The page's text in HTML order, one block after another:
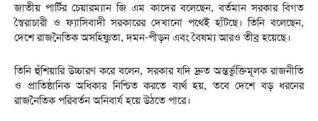
জাতীয় পার্টির চেয়ারম্যান জি এম কাদের বলেছেন, বর্তমান সরকার বিগত
স্বৈরাচারী ও ফ্যাসিবাদী সরকারের দেখানো পথেই হাঁটছে। তিনি বলেছেন,
দেশে রাজনৈতিক অসহিষ্ণুতা, দমন-পীড়ন এবং বৈষম্য আরও তীব্র হয়েছে।
তিনি হুঁশিয়ারি উচ্চারণ করে বলেন, সরকার যদি দ্রুত অন্তর্ভুক্তিমূলক রাজনীতি
ও প্রাতিষ্ঠানিক অধিকার নিশ্চিত করতে ব্যর্থ হয়, তবে দেশে বড় ধরনের
রাজনৈতিক পরিবর্তন অনিবার্য হয়ে উঠতে পারে।